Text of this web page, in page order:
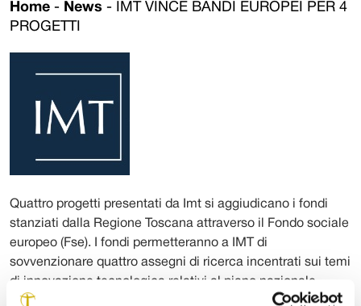
Home - News -
IMT VINCE BANDI EUROPEI PER 4
PROGETTI
Quattro progetti presentati da Imt si aggiudicano i fondi
stanziati dalla Regione Toscana attraverso il Fondo sociale
europeo (Fse). I fondi permetteranno a IMT di
sovvenzionare quattro assegni di ricerca incentrati sui temi
di innovazione tecnologica relativi al piano nazionale
“Industria 4.0”. In particolare, le ricerche si concentreranno